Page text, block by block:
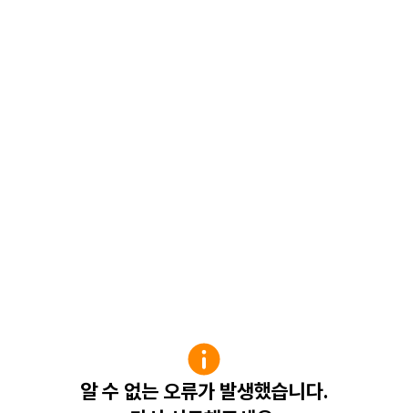
알 수 없는 오류가 발생했습니다.